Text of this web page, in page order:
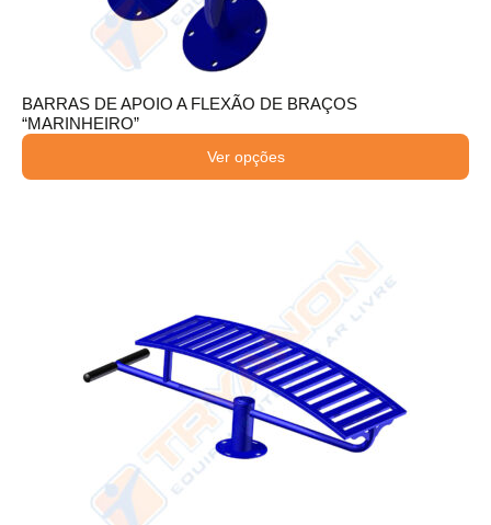
BARRAS DE APOIO A FLEXÃO DE BRAÇOS
“MARINHEIRO”
Ver opções